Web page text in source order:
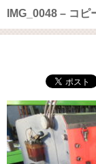
IMG_0048 – コピ